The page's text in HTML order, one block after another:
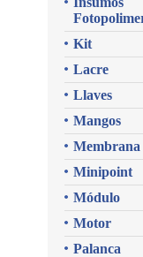
Kit
Lacre
Llaves
Mangos
Membrana
Minipoint
Módulo
Motor
Palanca